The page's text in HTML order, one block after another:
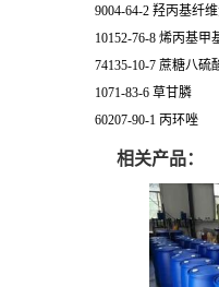
9004-64-2 羟丙基纤
10152-76-8 烯丙基甲
74135-10-7 蔗糖八硫
1071-83-6 草甘膦
60207-90-1 丙环唑
相关产品：